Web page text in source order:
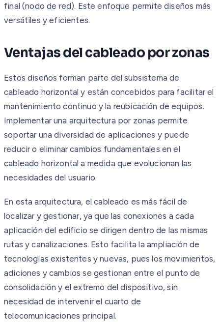
final (nodo de red). Este enfoque permite diseños más
versátiles y eficientes.
Ventajas del cableado por zonas
Estos diseños forman parte del subsistema de
cableado horizontal y están concebidos para facilitar el
mantenimiento continuo y la reubicación de equipos.
Implementar una arquitectura por zonas permite
soportar una diversidad de aplicaciones y puede
reducir o eliminar cambios fundamentales en el
cableado horizontal a medida que evolucionan las
necesidades del usuario.
En esta arquitectura, el cableado es más fácil de
localizar y gestionar, ya que las conexiones a cada
aplicación del edificio se dirigen dentro de las mismas
rutas y canalizaciones. Esto facilita la ampliación de
tecnologías existentes y nuevas, pues los movimientos,
adiciones y cambios se gestionan entre el punto de
consolidación y el extremo del dispositivo, sin
necesidad de intervenir el cuarto de
telecomunicaciones principal.